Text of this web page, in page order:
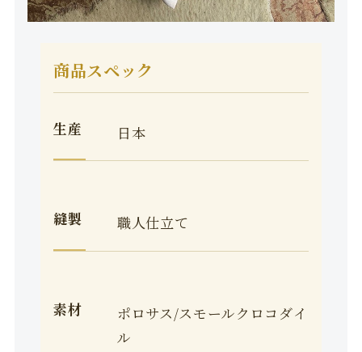
商品スペック
生産 日本
縫製 職人仕立て
素材
ポロサス/スモールクロコダイ
ル